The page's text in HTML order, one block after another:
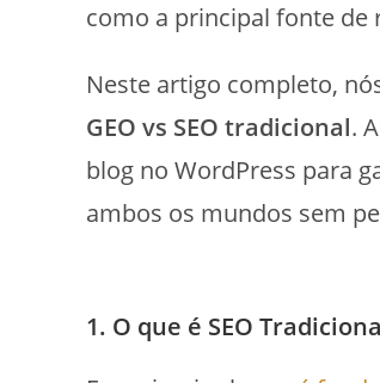
como a principal fonte de
Neste artigo completo,
GEO vs SEO tradicional.
blog no WordPress para
ambos os mundos sem
1. O que é SEO